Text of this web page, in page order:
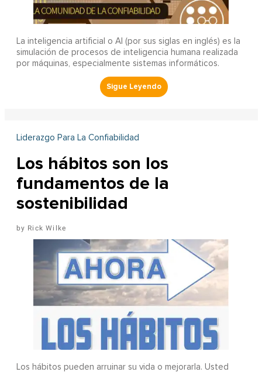
La inteligencia artificial o AI (por sus siglas en inglés) es la
simulación de procesos de inteligencia humana realizada
por máquinas, especialmente sistemas informáticos.
Liderazgo Para La Confiabilidad
Los hábitos son los
fundamentos de la
sostenibilidad
Rick Wilke
Los hábitos pueden arruinar su vida o mejorarla. Usted